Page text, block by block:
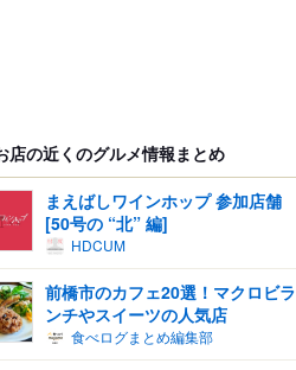
店の近くのグルメ情報まとめ
まえばしワインホップ 参加店舗
[50号の “北” 編]
HDCUM
前橋市のカフェ20選！マクロビラ
ンチやスイーツの人気店
食べログまとめ編集部